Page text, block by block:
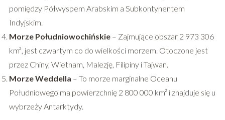
pomiędzy Półwyspem Arabskim a Subkontynentem
Indyjskim.
Morze Południowochińskie– Zajmujące obszar 2 973 306
km², jest czwartym co do wielkości morzem. Otoczone jest
przez Chiny, Wietnam, Malezję, Filipiny i Tajwan.
Morze Weddella – To morze marginalne Oceanu
Południowego ma powierzchnię 2 800 000 km² i znajduje się u
wybrzeży Antarktydy.